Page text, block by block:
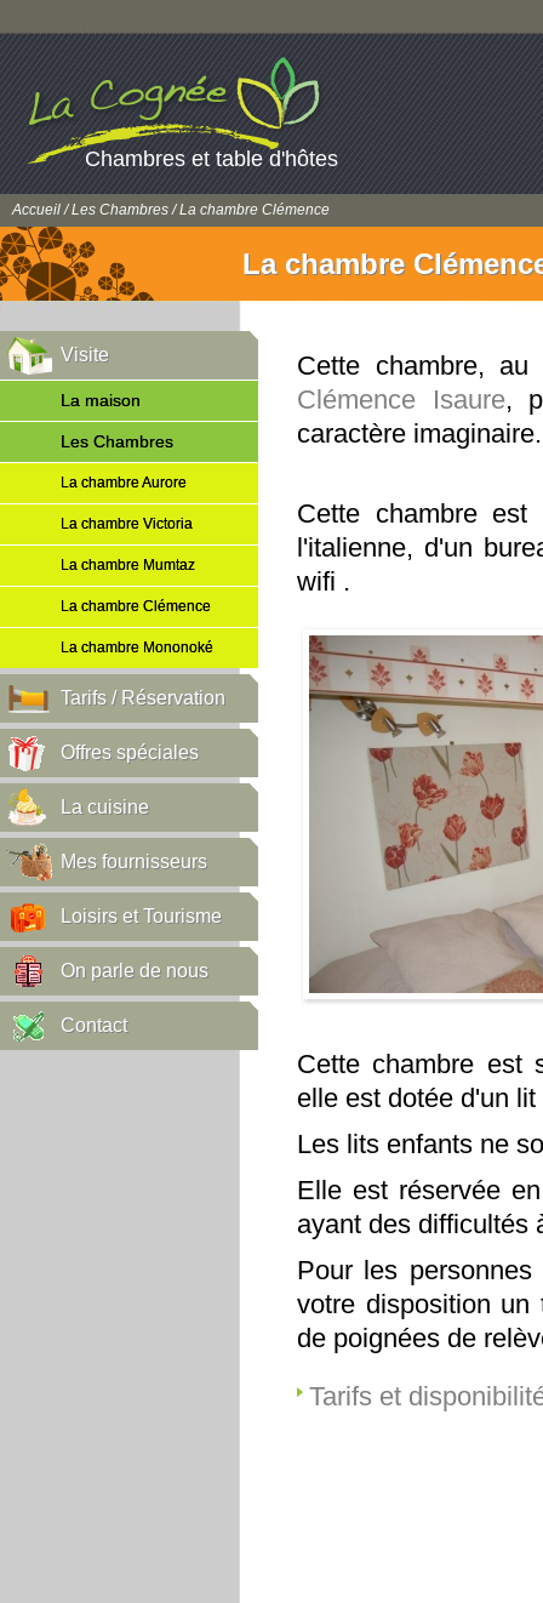
Chambres et table d'hôtes
Accueil/Les Chambres/ La chambre Clémence
La chambre
Visite
La maison
Les Chambres
La chambre Aurore
La chambre Victoria
La chambre Mumtaz
La chambre Clémence
La chambre Mononoké
Tarifs / Réservation
Offres spéciales
La cuisine
Mes fournisseurs
Loisirs et Tourisme
On parle de nous
Contact
Cette chambre,
Clémence Isaure,
caractère imaginaire.
Cette chambre
l'italienne, d'un
wifi .
Cette chambre est
elle est dotée d'un
Les lits enfants ne
Elle est réservée
ayant des difficultés
Pour les
votre disposition un
de poignées de
Tarifs et